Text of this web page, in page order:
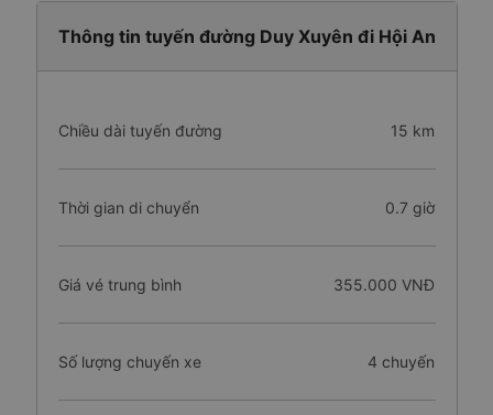
Thông tin tuyến đường Duy Xuyên đi Hội An
Chiều dài tuyến đường 15 km
Thời gian di chuyển 0.7 giờ
Giá vé trung bình 355.000 VNĐ
Số lượng chuyến xe 4 chuyến